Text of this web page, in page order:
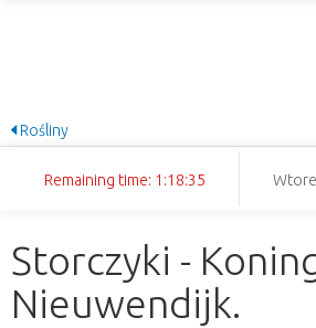
Rośliny
Remaining time: 1:18:35
Storczyki -
Nieuwendijk.